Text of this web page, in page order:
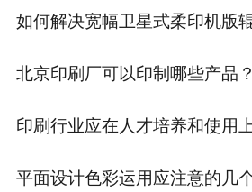
北京印刷厂可以印制哪些产品？